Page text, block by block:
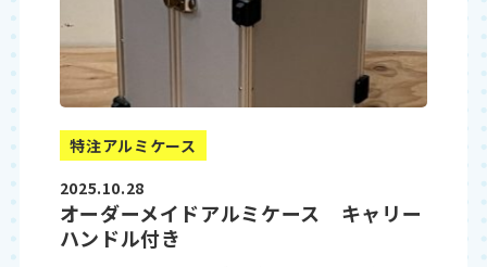
特注アルミケース
2025.10.28
オーダーメイドアルミケース キャリー
ハンドル付き